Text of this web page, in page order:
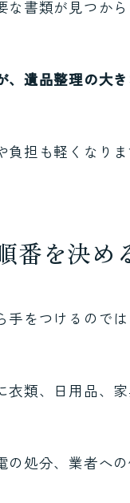
書類が見つか
遺品整理の大き
担も軽くなりま
番を決め
をつけるので
類、日用品、
処分、業者へ